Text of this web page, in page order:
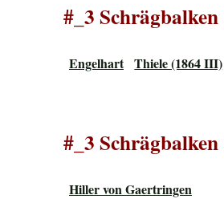
#_3
Engelhart Thiele (1864 III)
#_3
Hiller von Gaertringen